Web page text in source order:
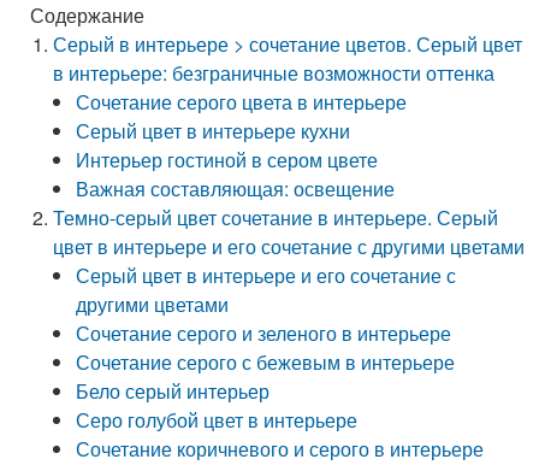
Содержание
Серый в интерьере > сочетание цветов. Серый цвет
в интерьере: безграничные возможности оттенка
Сочетание серого цвета в интерьере
Серый цвет в интерьере кухни
Интерьер гостиной в сером цвете
Важная составляющая: освещение
Темно-серый цвет сочетание в интерьере. Серый
цвет в интерьере и его сочетание с другими цветами
Серый цвет в интерьере и его сочетание с
другими цветами
Сочетание серого и зеленого в интерьере
Сочетание серого с бежевым в интерьере
Бело серый интерьер
Серо голубой цвет в интерьере
Сочетание коричневого и серого в интерьере